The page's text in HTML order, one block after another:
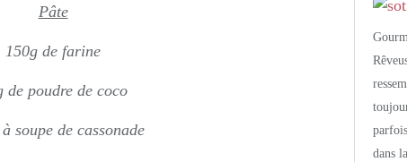
Pâte
150g de farine
de poudre de coco
soupe de cassonade
dans